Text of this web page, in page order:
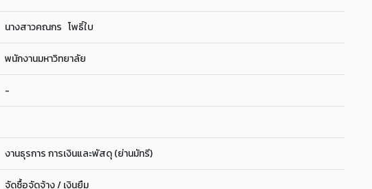
นางสาวคณกร โพธิ์ใบ
พนักงานมหาวิทยาลัย
-
งานธุรการ การเงินและพัสดุ (ย่านมัทรี)
จัดซื้อจัดจ้าง / เงินยืม